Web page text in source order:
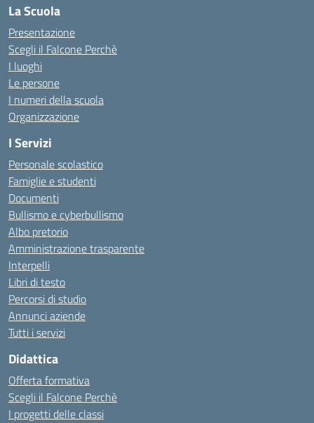
La Scuola
Presentazione
Scegli il Falcone Perchè
I luoghi
Le persone
I numeri della scuola
Organizzazione
I Servizi
Personale scolastico
Famiglie e studenti
Documenti
Bullismo e cyberbullismo
Albo pretorio
Amministrazione trasparente
Interpelli
Libri di testo
Percorsi di studio
Annunci aziende
Tutti i servizi
Didattica
Offerta formativa
Scegli il Falcone Perchè
I progetti delle classi